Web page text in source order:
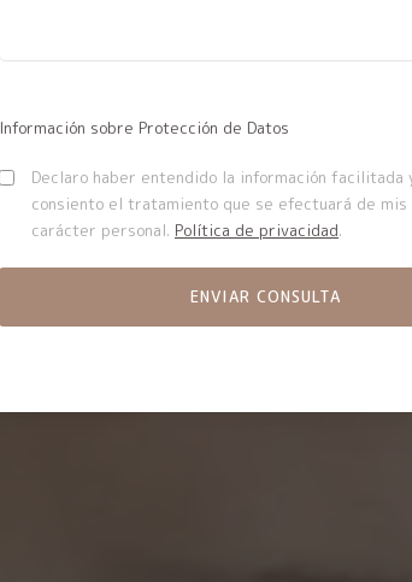
Información sobre Protección de Datos
Declaro haber entendido la información facilitada
consiento el tratamiento que se efectuará de mis
carácter personal. Política de privacidad.